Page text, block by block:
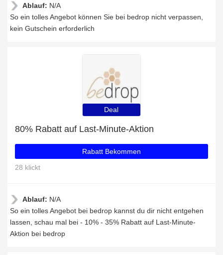
Ablauf: N/A
So ein tolles Angebot können Sie bei bedrop nicht verpassen,
kein Gutschein erforderlich
Deal
80% Rabatt auf Last-Minute-Aktion
Rabatt Bekommen
28 klickt
Ablauf: N/A
So ein tolles Angebot bei bedrop kannst du dir nicht entgehen
lassen, schau mal bei - 10% - 35% Rabatt auf Last-Minute-
Aktion bei bedrop